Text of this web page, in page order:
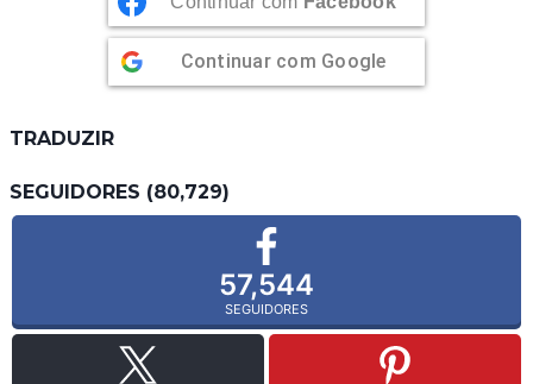
Continuar com Google
TRADUZIR
SEGUIDORES (80,729)
57,544
SEGUIDORES